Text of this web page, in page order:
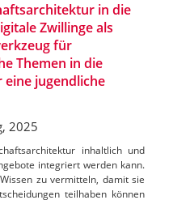
in die
Zwillinge als
für
Themen in die
jugendliche
2025
inhaltlich und
integriert werden kann.
zu vermitteln, damit sie
teilhaben können